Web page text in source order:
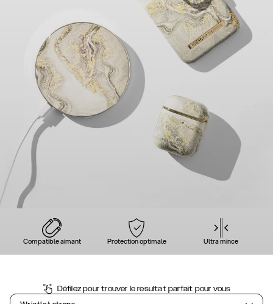
Compatible aimant Protection optimale Ultra mince
Défilez pour trouver le resultat parfait pour vous